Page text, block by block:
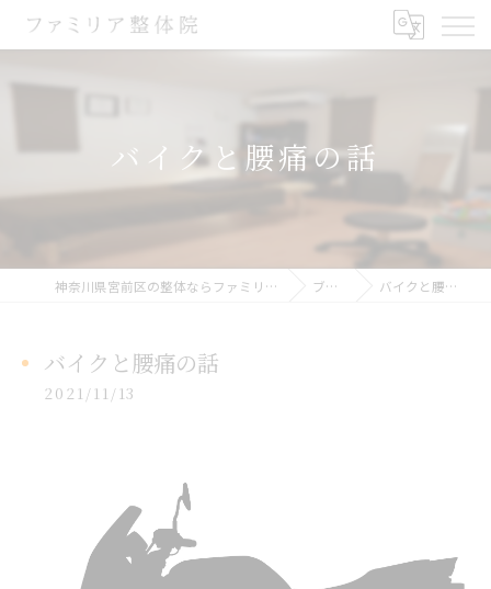
バイクと腰痛の話
神奈川県宮前区の整体ならファミリア整体院 ブログ バイクと腰痛の話
バイクと腰痛の話
2021/11/13